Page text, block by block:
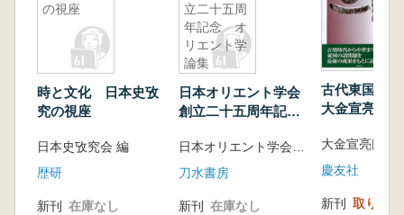
弥生時代の機織り(前田 亮)
張撫夷墓土專の観察所見(竹谷俊夫)
漢代の墓葬における石刻題記と墓碑(飯田史恵)
漢画像石にみる墓門門扉の画像題材について
(山口典子)
中国北朝墓の門扉閉塞(市元 塁)
古新羅瓦の遡源に関する検討(清水昭博)
東アジアの大型銅像技術(三船温尚)
シリア・パルミラの地下墓に見る経済差(西藤
の視座
時と文化 日本史攷
究の視座
日本史攷究会 編
歴研
新刊 在庫なし
立二十五周
年記念 オ
リエント学
論集
日本オリエント学会
創立二十五周年記
集
日本オリエント学会 編
刀水書房
新刊 在庫なし
古代東国の
大金宣亮氏
慶友社
新刊 取り寄せ